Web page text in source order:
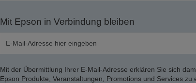
Mit Epson in Verbindung bleiben
Mit der Übermittlung Ihrer E-Mail-Adresse erklären Sie sich
Epson Produkte, Veranstaltungen, Promotions und Services